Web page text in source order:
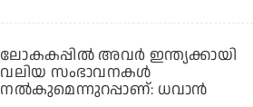
ലോകകപ്പിൽ അവര്‍ ഇന്ത്യക്കായി
വലിയ സംഭാവനകള്‍
നല്‍കുമെന്നുറപ്പാണ്: ധവാന്‍